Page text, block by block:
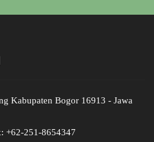
Kabupaten Bogor 16913 - Jawa
+62-251-8654347